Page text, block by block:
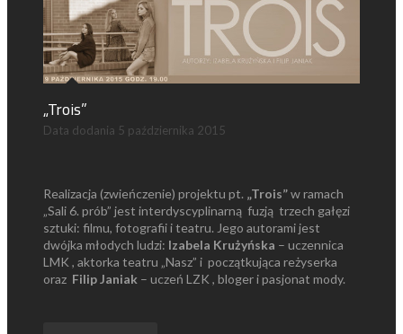
„Trois”
Data dodania 5 października 2015
Realizacja (zwieńczenie) projektu pt. „Trois”w ramach
„Sali 6. prób” jest interdyscyplinarną fuzją trzech gałęzi
sztuki: filmu, fotografii i teatru. Jego autorami jest
dwójka młodych ludzi: Izabela Krużyńska – uczennica
LMK , aktorka teatru „Nasz” i początkująca reżyserka
oraz Filip Janiak – uczeń LZK , bloger i pasjonat mody.